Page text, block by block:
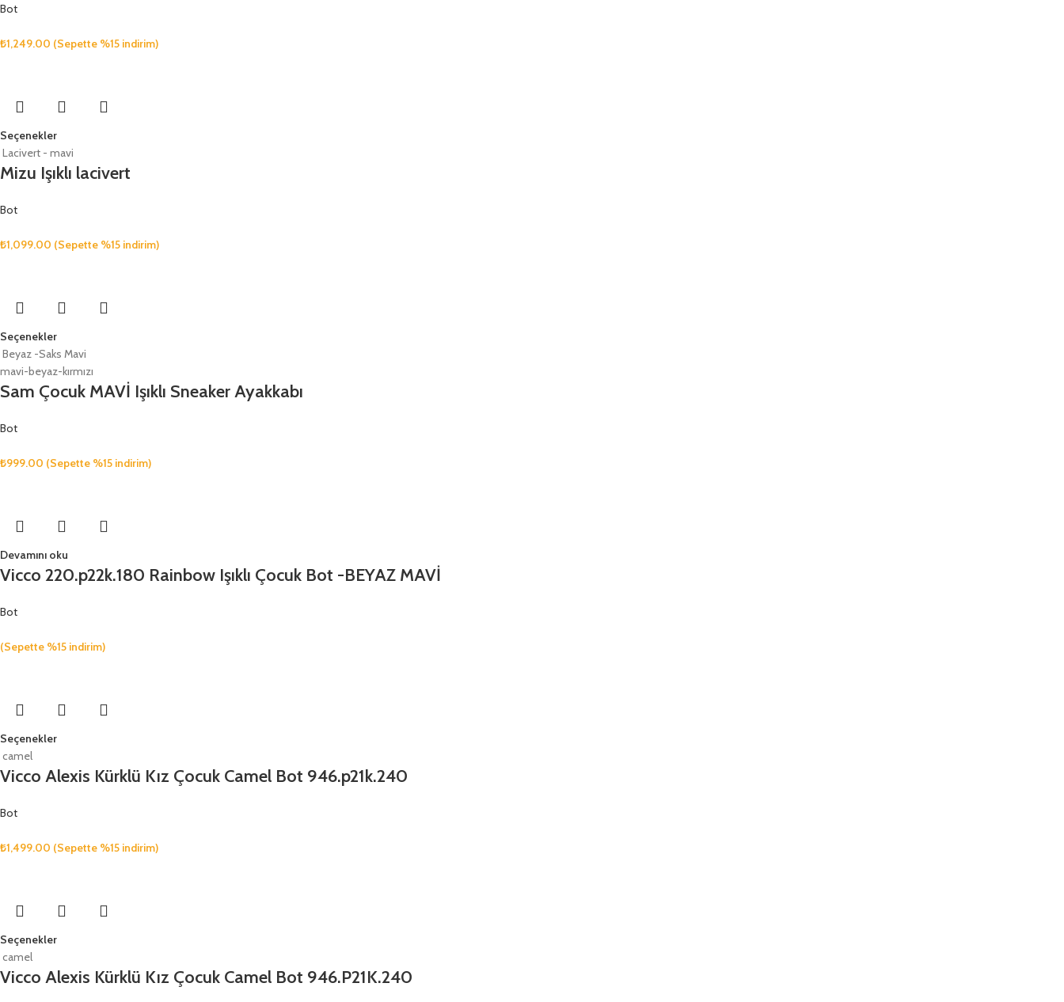
Bot
₺1,249.00 (Sepette %15 indirim)
Seçenekler
Lacivert - mavi
Mizu Işıklı lacivert
Bot
₺1,099.00 (Sepette %15 indirim)
Seçenekler
Beyaz -Saks Mavi
mavi-beyaz-kırmızı
Sam Çocuk MAVİ Işıklı Sneaker Ayakkabı
Bot
₺999.00 (Sepette %15 indirim)
Devamını oku
Vicco 220.p22k.180 Rainbow Işıklı Çocuk Bot -BEYAZ MAVİ
Bot
(Sepette %15 indirim)
Seçenekler
camel
Vicco Alexis Kürklü Kız Çocuk Camel Bot 946.p21k.240
Bot
₺1,499.00 (Sepette %15 indirim)
Seçenekler
camel
Vicco Alexis Kürklü Kız Çocuk Camel Bot 946.P21K.240